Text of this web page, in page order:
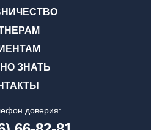
ЗНАТЬ
доверия: